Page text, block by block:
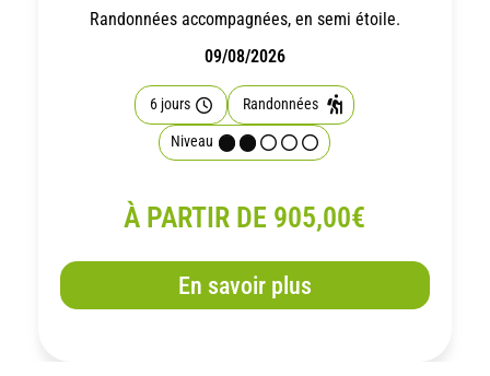
Randonnées accompagnées, en semi étoile.
09/08/2026
6 jours
Randonnées
Niveau
À PARTIR DE 905,00€
En savoir plus